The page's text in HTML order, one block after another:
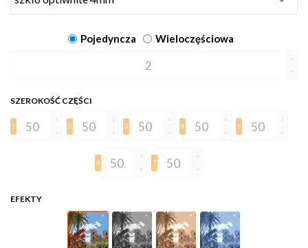
Pojedyncza Wieloczęściowa
SZEROKOŚĆ CZĘŚCI
1 2 3 4 5
6 7
EFEKTY